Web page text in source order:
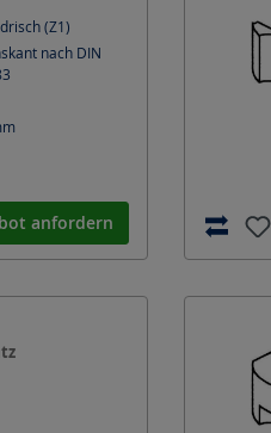
(Z1)
nach DIN
anfordern